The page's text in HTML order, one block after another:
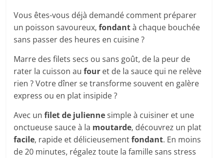
Vous êtes-vous déjà demandé comment préparer
un poisson savoureux,fondantà chaque bouchée
sans passer des heures en cuisine ?
Marre des filets secs ou sans goût, de la peur de
rater la cuisson aufour et de la sauce qui ne relève
rien ? Votre dîner se transforme souvent en galère
express ou en plat insipide ?
Avec unfilet de juliennesimple à cuisiner et une
onctueuse sauce à la moutarde, découvrez un plat
facile, rapide et délicieusementfondant. En moins
de 20 minutes, régalez toute la famille sans stress